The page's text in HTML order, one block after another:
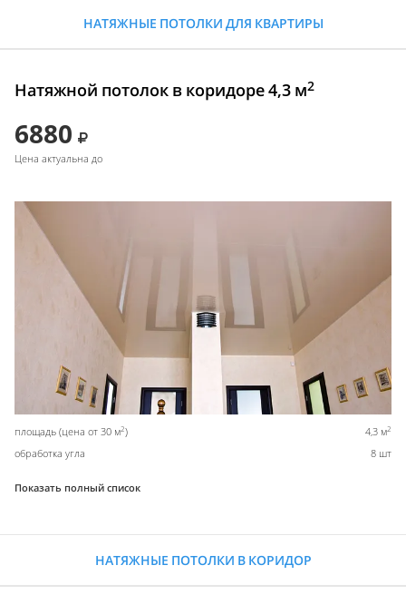
НАТЯЖНЫЕ ПОТОЛКИ ДЛЯ КВАРТИРЫ
Натяжной потолок в коридоре 4,3 м2
6880
Цена актуальна до
площадь (цена от 30 м2) 4,3 м2
обработка угла 8 шт
Показать полный список
НАТЯЖНЫЕ ПОТОЛКИ В КОРИДОР